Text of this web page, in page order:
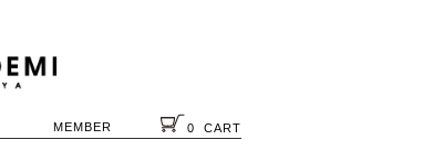
0 CART
MEMBER